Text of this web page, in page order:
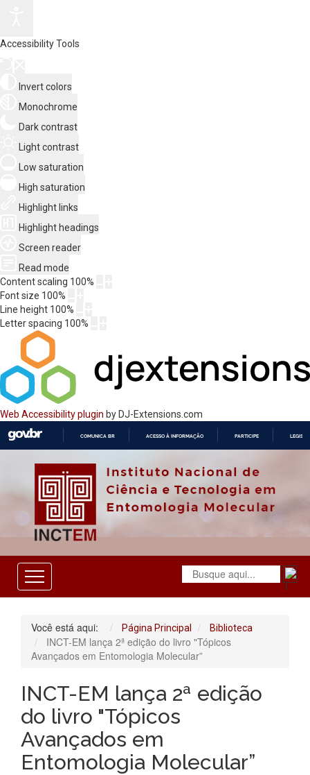
Accessibility Tools
Invert colors
Monochrome
Dark contrast
Light contrast
Low saturation
High saturation
Highlight links
Highlight headings
Screen reader
Read mode
Content scaling 100%
Font size 100%
Line height 100%
Letter spacing 100%
Web Accessibility plugin by DJ-Extensions.com
O
COMUNICA BR ACESSO À INFORMAÇÃO PARTICIPE
Você está aqui: Página Principal Biblioteca
INCT-EM lança 2ª edição do livro "Tópicos
Avançados em Entomologia Molecular”
INCT-EM lança 2ª edição
do livro "Tópicos
Avançados em
Entomologia Molecular”